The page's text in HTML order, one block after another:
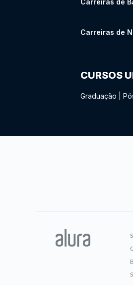
Carreiras de
Carreiras de
CURSOS
Graduação